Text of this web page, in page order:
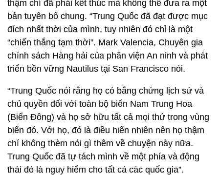
thậm chí đã phải kết thúc mà không thể đưa ra một
bản tuyên bố chung. “Trung Quốc đã đạt được mục
đích nhất thời của mình, tuy nhiên đó chỉ là một
“chiến thắng tạm thời”. Mark Valencia, Chuyên gia
chính sách Hàng hải của phân viện An ninh và phát
triển bền vững Nautilus tại San Francisco nói.
“Trung Quốc nói rằng họ có bằng chứng lịch sử và
chủ quyền đối với toàn bộ biển Nam Trung Hoa
(Biển Đông) và họ sở hữu tất cả mọi thứ trong vùng
biển đó. Với họ, đó là điều hiển nhiên nên họ thậm
chí không thèm nói gì thêm về chuyện này nữa.
Trung Quốc đã tự tách mình về một phía và động
thái đó là nguy hiểm cho tất cả các quốc gia”.